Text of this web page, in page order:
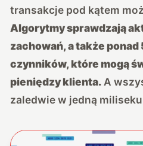
transakcje pod kątem
Algorytmy sprawdzają
zachowań, a także
czynników, które mogą
pieniędzy klienta. A
zaledwie w jedną